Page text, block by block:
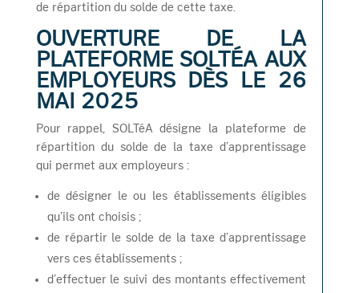
de répartition du solde de cette taxe.
OUVERTURE DE LA
PLATEFORME SOLTÉA AUX
EMPLOYEURS DÈS LE 26
MAI 2025
Pour rappel, SOLTéA désigne la plateforme de
répartition du solde de la taxe d’apprentissage
qui permet aux employeurs :
de désigner le ou les établissements éligibles
qu’ils ont choisis ;
de répartir le solde de la taxe d’apprentissage
vers ces établissements ;
d’effectuer le suivi des montants effectivement